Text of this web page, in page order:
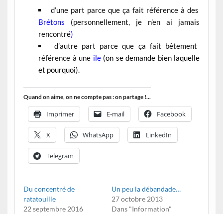
d’une part parce que ça fait référence à des
Brétons (personnellement, je n’en ai jamais
rencontré)
d’autre part parce que ça fait bêtement
référence à une ile (on se demande bien laquelle
et pourquoi).
Quand on aime, on ne compte pas : on partage !...
Imprimer E-mail Facebook
X WhatsApp LinkedIn
Telegram
Du concentré de
ratatouille
22 septembre 2016
Un peu la débandade…
27 octobre 2013
Dans "Information"